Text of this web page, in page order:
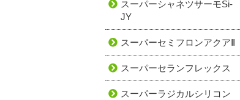
スーパーシャネツサーモSi-
JY
スーパーセミフロンアクアⅡ
スーパーセランフレックス
スーパーラジカルシリコン